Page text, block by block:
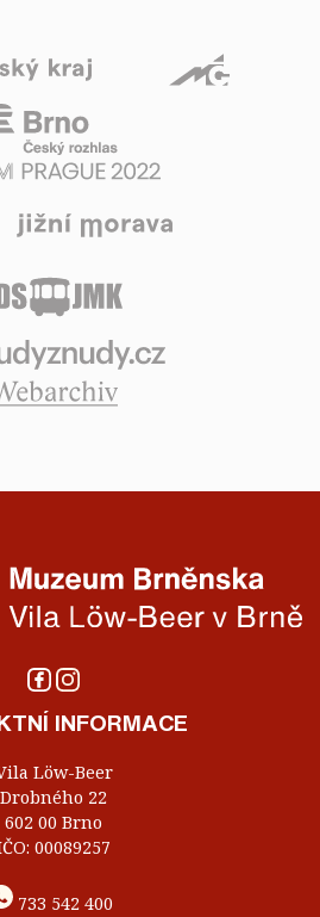
INFORMACE
Löw-Beer
Drobného 22
602 00 Brno
00089257
733 542 400